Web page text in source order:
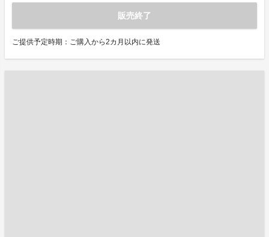
販売終了
ご提供予定時期：ご購入から2カ月以内に発送